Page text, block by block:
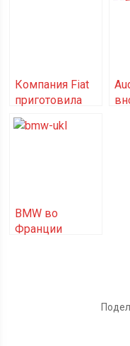
Компания Fiat
приготовила
сюрприз ко
дню
BMW во
Франции